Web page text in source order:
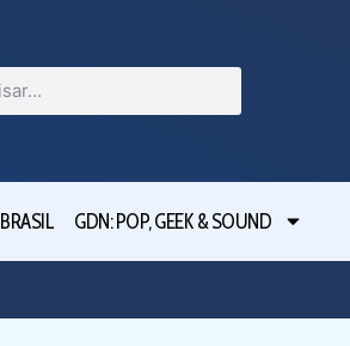
BRASIL GDN: POP, GEEK & SOUND